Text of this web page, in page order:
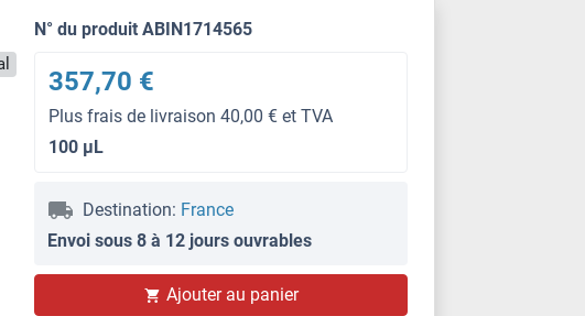
N° du produit ABIN1714565
357,70 €
Plus frais de livraison 40,00 € et TVA
100 μL
Destination: France
Envoi sous 8 à 12 jours ouvrables
Ajouter au panier